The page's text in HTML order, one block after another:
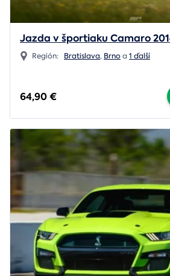
Jazda v športiaku Camaro
Región: Bratislava, Brnoa 1 ďalší
64,90 €